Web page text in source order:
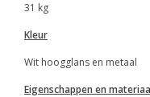
31 kg
Kleur
Wit hoogglans en metaal
Eigenschappen en